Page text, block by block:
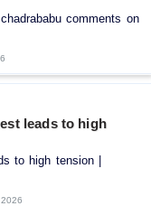
comments on
leads to high
to high tension |